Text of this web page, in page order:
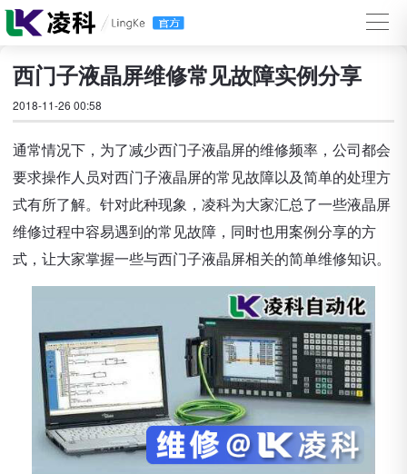
西门子液晶屏维修常见故障实例分享
2018-11-26 00:58
通常情况下，为了减少西门子液晶屏的维修频率，公司都会
要求操作人员对西门子液晶屏的常见故障以及简单的处理方
式有所了解。针对此种现象，凌科为大家汇总了一些液晶屏
维修过程中容易遇到的常见故障，同时也用案例分享的方
式，让大家掌握一些与西门子液晶屏相关的简单维修知识。